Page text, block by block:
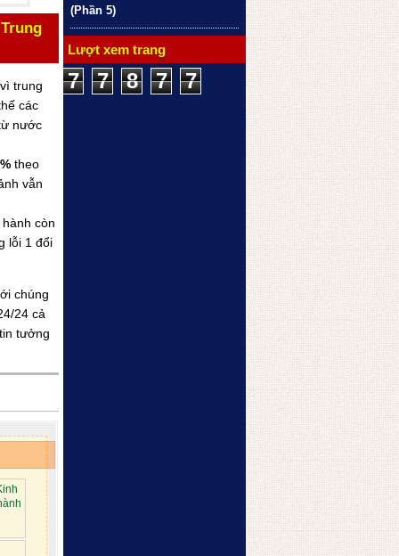
trung
các
nước
theo
vẫn
còn
lỗi 1 đổi
chúng
24 cả
tưởng
(Phần 5)
Lượt xem trang
7 7 8 7
7